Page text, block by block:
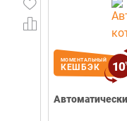
МОМЕНТАЛЬНЫЙ
КЕШБЭК 10